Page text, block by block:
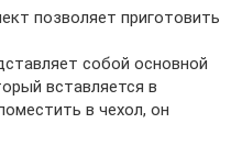
позволяет приготовить
собой основной
вставляется в
в чехол, он